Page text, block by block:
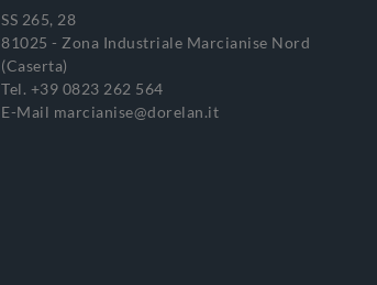
SS 265, 28
81025 - Zona Industriale Marcianise Nord
(Caserta)
Tel. +39 0823 262 564
E-Mail marcianise@dorelan.it